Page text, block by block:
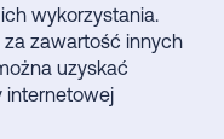
wykorzystania.
zawartość innych
uzyskać
internetowej